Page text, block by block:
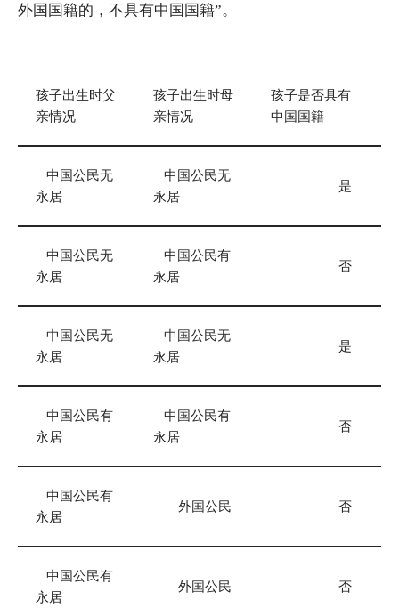
外国国籍的，不具有中国国籍”。
孩子出生时父
亲情况
孩子出生时母
亲情况
孩子是否具有
中国国籍
中国公民无
永居
中国公民无
永居
是
中国公民无
永居
中国公民有
永居
否
中国公民无
永居
中国公民无
永居
是
中国公民有
永居
中国公民有
永居
否
中国公民有
永居
外国公民 否
中国公民有
永居
外国公民 否